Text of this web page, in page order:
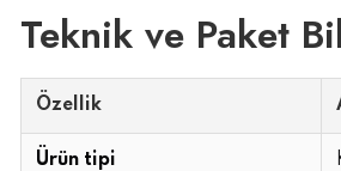
Teknik ve Paket
Özellik
Ürün tipi